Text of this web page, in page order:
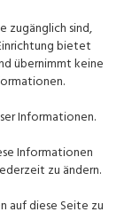
zugänglich sind,
bietet
übernimmt keine
Informationen.
Informationen
zu ändern.
auf diese Seite zu